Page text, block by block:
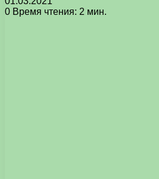
0 Время чтения: 2 мин.